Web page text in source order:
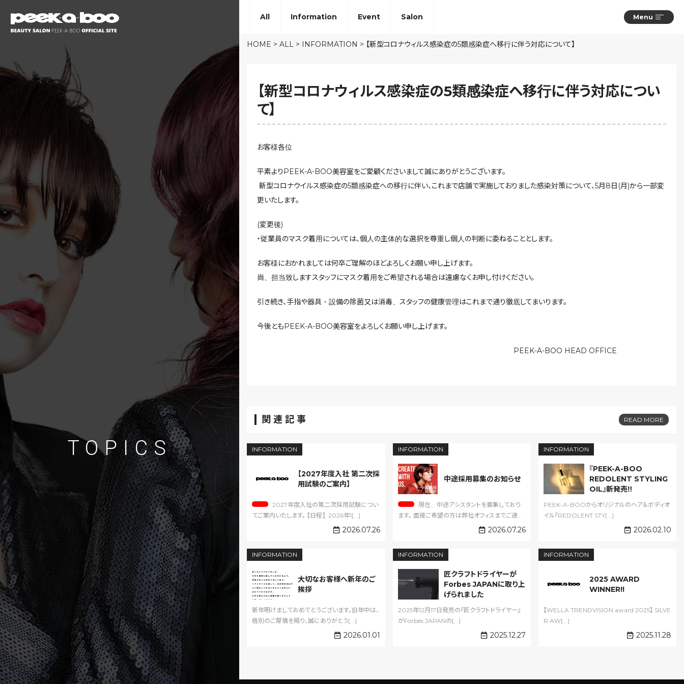
All Information Event Salon Menu
TOPICS
HOME >ALL > INFORMATION > 【新型コロナウィルス感染症の5類感染症へ移行に伴う対応について】
【新型コロナウィルス感染症の5類感染症へ移行に伴う対応につい
て】
お客様各位
平素よりPEEK-A-BOO美容室をご愛顧くださいまして誠にありがとうございます。
新型コロナウイルス感染症の5類感染症への移行に伴い、これまで店舗で実施しておりました感染対策について、5月8日(月)から一部変
更いたします。
(変更後)
・従業員のマスク着用については、個人の主体的な選択を尊重し個人の判断に委ねることとします。
お客様におかれましては何卒ご理解のほどよろしくお願い申し上げます。
尚、担当致しますスタッフにマスク着用をご希望される場合は遠慮なくお申し付けください。
引き続き、手指や器具・設備の除菌又は消毒、スタッフの健康管理はこれまで通り徹底してまいります。
今後ともPEEK-A-BOO美容室をよろしくお願い申し上げます。
PEEK-A-BOO HEAD OFFICE
関連記事 READ MORE
INFORMATION
【2027年度入社 第二次採
用試験のご案内】
2027年度入社の第二次採用試験につい
てご案内いたします。 【日程】2026年1[...]
2026.07.26
INFORMATION
中途採用募集のお知らせ
ます。 面接ご希望の方は弊社オフィスまでご連
2026.07.26
INFORMATION
『PEEK-A-BOO
REDOLENT STYLING
OIL』新発売‼️
PEEK-A-BOOからオリジナルのヘア＆ボディオ
イル『REDOLENT STY[...]
2026.02.10
INFORMATION
大切なお客様へ新年のご
挨拶
新年明けましておめでとうございます。旧年中は、
格別のご厚情を賜り、誠にありがとう[...]
2026.01.01
INFORMATION
匠クラフトドライヤーが
Forbes JAPANに取り上
げられました
2025年12月17日発売の『匠クラフトドライヤー』
がForbes JAPANの[...]
2025.12.27
INFORMATION
2025 AWARD
WINNER!!
【WELLA TRENDVISION award 2025】 SILVE
R AW[...]
2025.11.28